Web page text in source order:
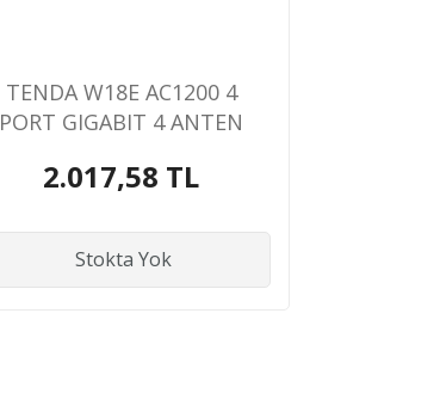
TENDA W18E AC1200 4
PORT GIGABIT 4 ANTEN
ROUTER
2.017,58 TL
Stokta Yok